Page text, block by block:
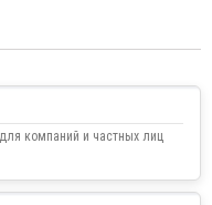
компаний и частных лиц